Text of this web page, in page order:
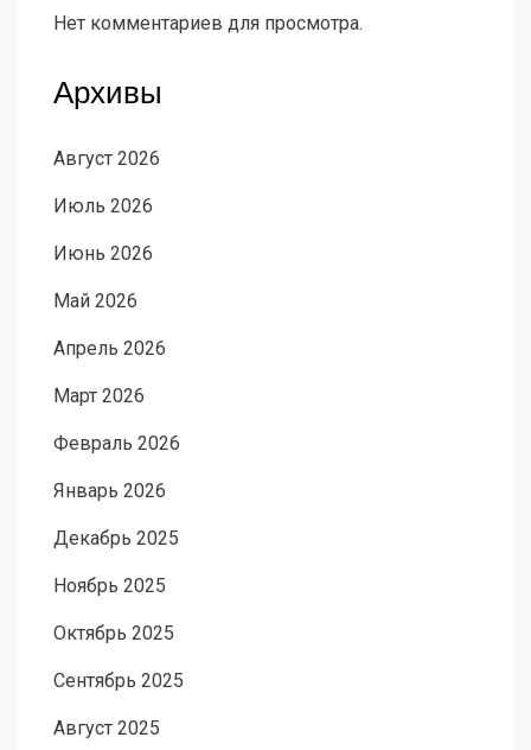
Нет комментариев для просмотра.
Архивы
Август 2026
Июль 2026
Июнь 2026
Май 2026
Апрель 2026
Март 2026
Февраль 2026
Январь 2026
Декабрь 2025
Ноябрь 2025
Октябрь 2025
Сентябрь 2025
Август 2025